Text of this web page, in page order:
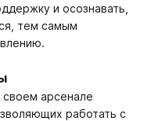
и осознавать,
тем самым
арсенале
работать с